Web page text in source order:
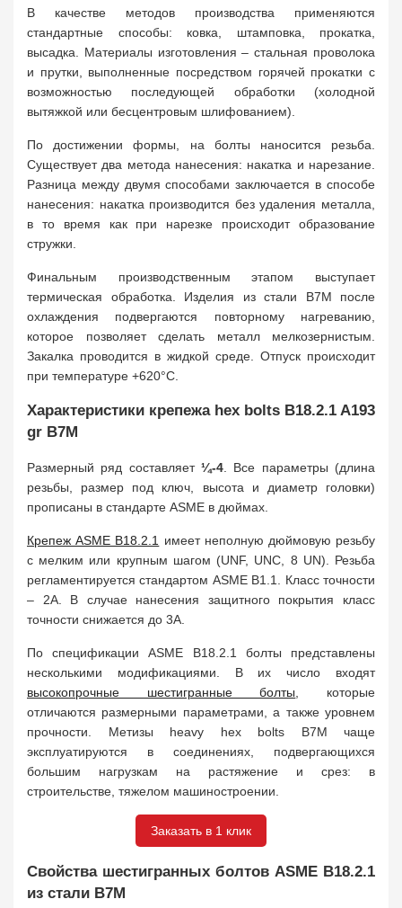
В качестве методов производства применяются
стандартные способы: ковка, штамповка, прокатка,
высадка. Материалы изготовления – стальная проволока
и прутки, выполненные посредством горячей прокатки с
возможностью последующей обработки (холодной
вытяжкой или бесцентровым шлифованием).
По достижении формы, на болты наносится резьба.
Существует два метода нанесения: накатка и нарезание.
Разница между двумя способами заключается в способе
нанесения: накатка производится без удаления металла,
в то время как при нарезке происходит образование
стружки.
Финальным производственным этапом выступает
термическая обработка. Изделия из стали B7M после
охлаждения подвергаются повторному нагреванию,
которое позволяет сделать металл мелкозернистым.
Закалка проводится в жидкой среде. Отпуск происходит
при температуре +620°C.
Характеристики крепежа hex bolts B18.2.1 A193
gr B7M
Размерный ряд составляет ¼-4 . Все параметры (длина
резьбы, размер под ключ, высота и диаметр головки)
прописаны в стандарте ASME в дюймах.
Крепеж ASME B18.2.1
имеет неполную дюймовую резьбу
с мелким или крупным шагом (UNF, UNC, 8 UN). Резьба
регламентируется стандартом ASME B1.1. Класс точности
– 2А. В случае нанесения защитного покрытия класс
точности снижается до 3A.
По спецификации ASME B18.2.1 болты представлены
несколькими модификациями. В их число входят
высокопрочные шестигранные болты , которые
отличаются размерными параметрами, а также уровнем
прочности. Метизы heavy hex bolts B7M чаще
эксплуатируются в соединениях, подвергающихся
большим нагрузкам на растяжение и срез: в
строительстве, тяжелом машиностроении.
Заказать в 1 клик
Свойства шестигранных болтов ASME B18.2.1
из стали B7M